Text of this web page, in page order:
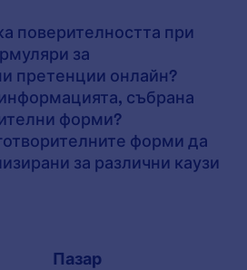
поверителността при
за
претенции онлайн?
събрана
форми?
форми да
за различни каузи
Пазар